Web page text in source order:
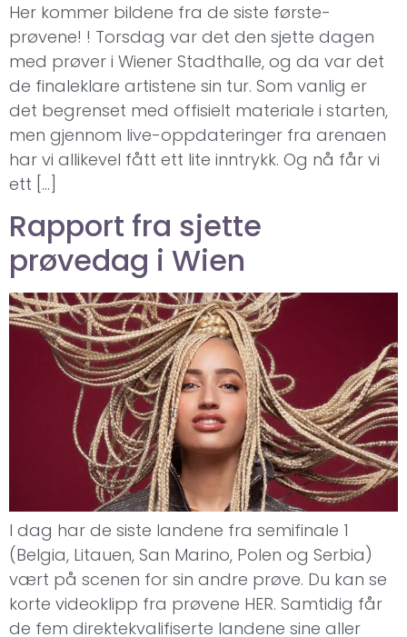
Her kommer bildene fra de siste første-
prøvene! ! Torsdag var det den sjette dagen
med prøver i Wiener Stadthalle, og da var det
de finaleklare artistene sin tur. Som vanlig er
det begrenset med offisielt materiale i starten,
men gjennom live-oppdateringer fra arenaen
har vi allikevel fått ett lite inntrykk. Og nå får vi
ett […]
Rapport fra sjette
prøvedag i Wien
I dag har de siste landene fra semifinale 1
(Belgia, Litauen, San Marino, Polen og Serbia)
vært på scenen for sin andre prøve. Du kan se
korte videoklipp fra prøvene HER. Samtidig får
de fem direktekvalifiserte landene sine aller